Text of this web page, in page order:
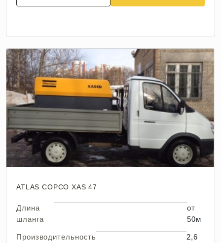
ATLAS COPCO XAS 47
Длина
шланга
от
50м
Производительность
2,6